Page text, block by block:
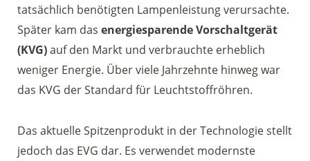
tatsächlich benötigten Lampenleistung verursachte.
Später kam das energiesparende Vorschaltgerät
(KVG)auf den Markt und verbrauchte erheblich
weniger Energie. Über viele Jahrzehnte hinweg war
das KVG der Standard für Leuchtstoffröhren.
Das aktuelle Spitzenprodukt in der Technologie stellt
jedoch das EVG dar. Es verwendet modernste